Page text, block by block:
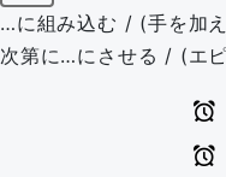
…に組み込む / (手を加
次第に…にさせる / (エ